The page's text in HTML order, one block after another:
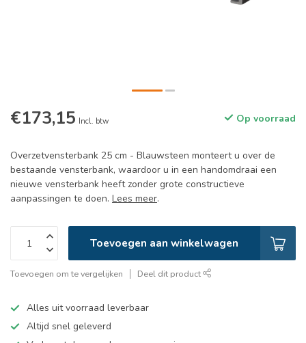
€173,15 Incl. btw Op voorraad
Overzetvensterbank 25 cm - Blauwsteen monteert u over de
bestaande vensterbank, waardoor u in een handomdraai een
nieuwe vensterbank heeft zonder grote constructieve
aanpassingen te doen. Lees meer.
Toevoegen aan winkelwagen
Toevoegen om te vergelijken Deel dit product
Alles uit voorraad leverbaar
Altijd snel geleverd